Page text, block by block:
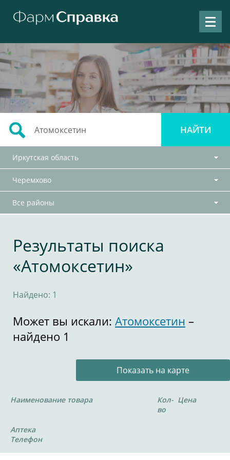
Иркутская область
Черемхово
Все районы
Результаты поиска
«Атомоксетин»
Найдено: 1
Может вы искали: Атомоксетин –
найдено 1
Показать на карте
Наименование товара
Кол-
во
Цена
Аптека
Телефон